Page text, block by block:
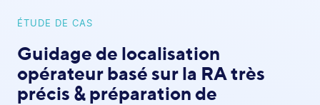
ÉTUDE DE CAS
Guidage de localisation
opérateur basé sur la RA très
précis & préparation de